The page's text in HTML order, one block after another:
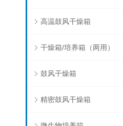
高温鼓风干燥箱
干燥箱/培养箱（两用）
鼓风干燥箱
精密鼓风干燥箱